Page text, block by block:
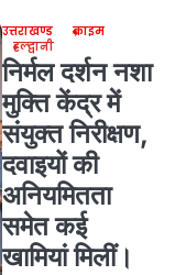
उत्तराखण्ड
क्राइम
हल्द्वानी
निर्मल दर्शन नशा
मुक्ति केंद्र में
संयुक्त निरीक्षण,
दवाइयों की
अनियमितता
समेत कई
खामियां मिलीं।